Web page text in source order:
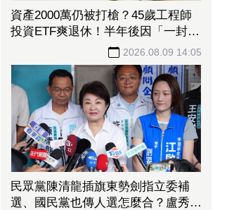
資產2000萬仍被打槍？45歲工程師
投資ETF爽退休！半年後因「一封
2026.08.09 14:05
民眾黨陳清龍插旗東勢劍指立委補
選、國民黨也傳人選怎麼合？盧秀